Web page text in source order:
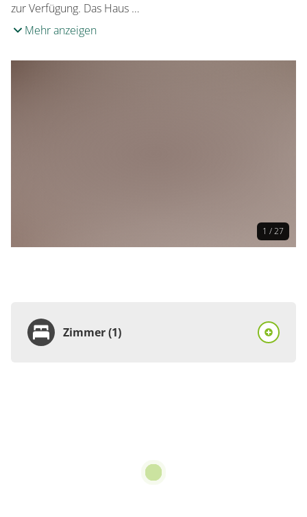
zur Verfügung. Das Haus …
Mehr anzeigen
1 / 27
Zimmer (1)
pro Einheit/Nacht